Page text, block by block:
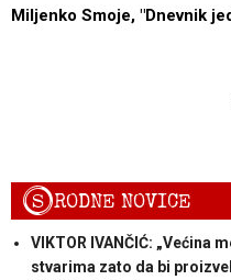
Miljenko Smoje, "Dnevnik
SRODNE NOVICE
VIKTOR IVANČIĆ: „Većina
stvarima zato da bi